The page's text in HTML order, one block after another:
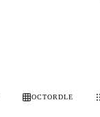
OCTORDLE